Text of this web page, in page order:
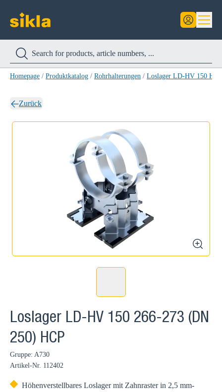
Homepage / Produktkatalog / Rohrhalterungen / Loslager LD-HV 150 HCP
Zurück
zoom
Loslager LD-HV 150 266-273 (DN
250) HCP
Gruppe: A730
Artikel-Nr. 112402
Höhenverstellbares Loslager mit Zahnraster in 2,5 mm-